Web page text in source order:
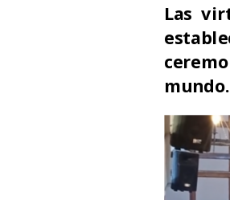
Las
mundo.